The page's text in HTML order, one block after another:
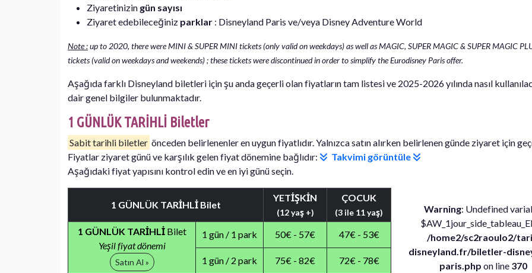
Ziyaretinizin gün sayısı
Ziyaret edebileceğiniz parklar : Disneyland Paris ve/veya Disney Adventure World
Note :up to 2020, there were MINI & SUPER MINI tickets (only valid on weekdays) as well as MAGIC, SUPER MAGIC & SUPER MAGIC
tickets (valid on weekdays and weekends) ; these tickets were discontinued in order to simplify the Eurodisney Paris offer.
Aşağıda farklı Disneyland biletleri için şu anda geçerli olan fiyatların tam listesi ve 2025-2026 yılında nasıl
dair genel bilgiler bulunmaktadır.
1 GÜNLÜK TARİHLİ Biletler
Sabit tarihli biletler önceden belirlenenler en uygun fiyatlıdır. Yalnızca satın alırken belirlenen günde ziyaret için
Fiyatlar ziyaret günü ve karşılık gelen fiyat dönemine bağlıdır:
Takvimi görüntüle
Aşağıdaki fiyat yapısını kontrol edin ve en iyi günü seçin.
1 GÜNLÜK TARİHLİ Bilet
YETİŞKİN
(12 yaş +)
ÇOCUK
(3 ile 11 yaş)
1 GÜNLÜK TARİHLİBilet
Yeşil fiyat dönemi
Satın Al »
1 gün / 1 park 50€ - 57€ 47€ - 53€
1 gün / 2 park 75€ - 82€ 72€ - 78€
Warning: Undefined
/home2/sc2raoulo2/
disneyland.fr/biletler-
paris.php on line 370